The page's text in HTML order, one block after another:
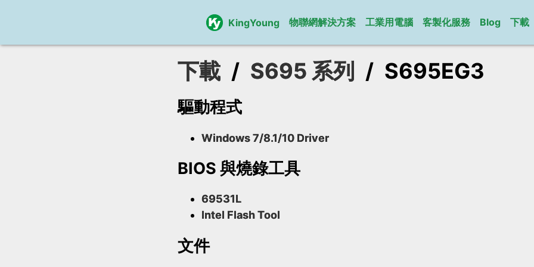
KingYoung 物聯網解決方案 工業用電腦 客製化服務 Blog 下載
下載 / S695 系列 / S695EG3
驅動程式
Windows 7/8.1/10 Driver
BIOS 與燒錄工具
69531L
Intel Flash Tool
文件